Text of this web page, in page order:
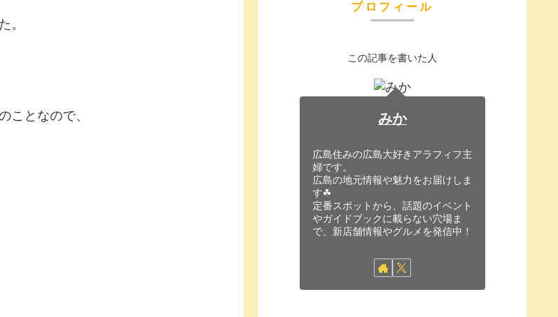
。
ことなので、
プロフィール
この記事を書いた人
みか
広島住みの広島大好きアラフィフ主
婦です。
広島の地元情報や魅力をお届けしま
す☘
定番スポットから、話題のイベント
やガイドブックに載らない穴場ま
で、新店舗情報やグルメを発信中！